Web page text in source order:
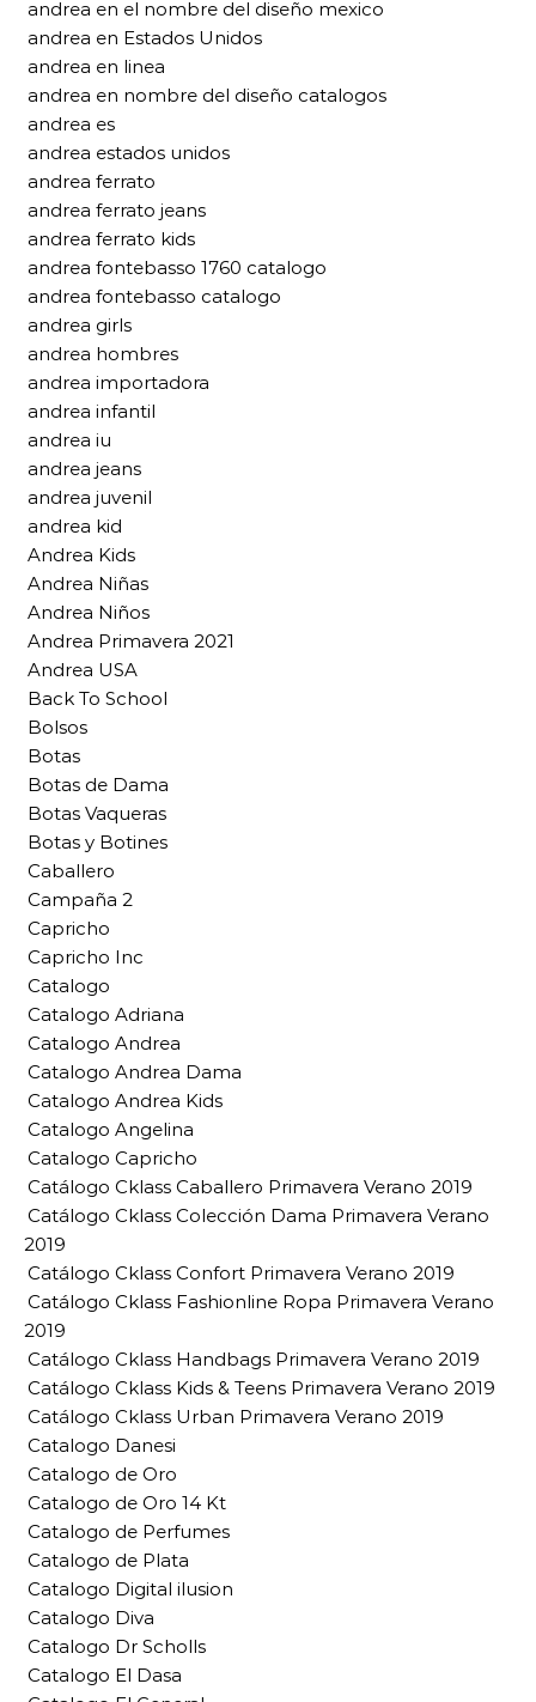
andrea en el nombre del diseño mexico
andrea en Estados Unidos
andrea en linea
andrea en nombre del diseño catalogos
andrea es
andrea estados unidos
andrea ferrato
andrea ferrato jeans
andrea ferrato kids
andrea fontebasso 1760 catalogo
andrea fontebasso catalogo
andrea girls
andrea hombres
andrea importadora
andrea infantil
andrea iu
andrea jeans
andrea juvenil
andrea kid
Andrea Kids
Andrea Niñas
Andrea Niños
Andrea Primavera 2021
Andrea USA
Back To School
Bolsos
Botas
Botas de Dama
Botas Vaqueras
Botas y Botines
Caballero
Campaña 2
Capricho
Capricho Inc
Catalogo
Catalogo Adriana
Catalogo Andrea
Catalogo Andrea Dama
Catalogo Andrea Kids
Catalogo Angelina
Catalogo Capricho
Catálogo Cklass Caballero Primavera Verano 2019
Catálogo Cklass Colección Dama Primavera Verano
2019
Catálogo Cklass Confort Primavera Verano 2019
Catálogo Cklass Fashionline Ropa Primavera Verano
2019
Catálogo Cklass Handbags Primavera Verano 2019
Catálogo Cklass Kids & Teens Primavera Verano 2019
Catálogo Cklass Urban Primavera Verano 2019
Catalogo Danesi
Catalogo de Oro
Catalogo de Oro 14 Kt
Catalogo de Perfumes
Catalogo de Plata
Catalogo Digital ilusion
Catalogo Diva
Catalogo Dr Scholls
Catalogo El Dasa